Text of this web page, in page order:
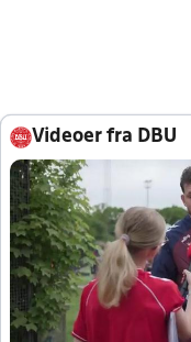
Videoer fra DBU